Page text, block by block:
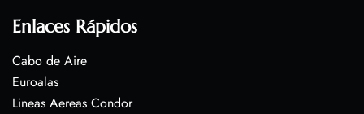
Enlaces Rápidos
Cabo de Aire
Euroalas
Lineas Aereas Condor